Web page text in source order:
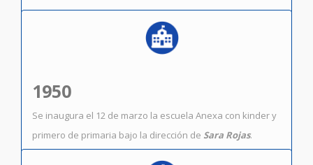
1950
Se inaugura el 12 de marzo la escuela Anexa con kinder y
primero de primaria bajo la dirección de Sara Rojas.